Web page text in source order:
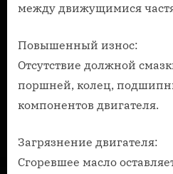
между движущимися
Повышенный износ:
Отсутствие должной
поршней, колец,
компонентов двигателя.
Загрязнение двигателя:
Сгоревшее масло